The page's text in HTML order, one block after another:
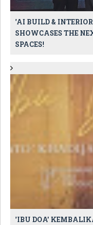
'AI BUILD &
SHOWCASES THE
SPACES!
'IBU DOA'